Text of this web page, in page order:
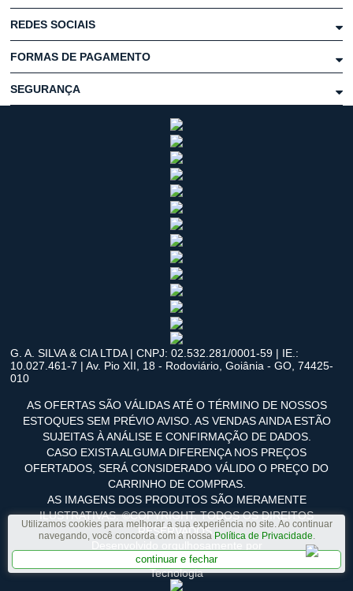
Utilizamos cookies para melhorar a sua experiência no site. Ao continuar
navegando, você concorda com a nossa Política de Privacidade.
continuar e fechar
REDES SOCIAIS
FORMAS DE PAGAMENTO
SEGURANÇA
G. A. SILVA & CIA LTDA | CNPJ: 02.532.281/0001-59 | IE.:
10.027.461-7 | Av. Pio XII, 18 - Rodoviário, Goiânia - GO, 74425-
010
AS OFERTAS SÃO VÁLIDAS ATÉ O TÉRMINO DE NOSSOS
ESTOQUES SEM PRÉVIO AVISO. AS VENDAS AINDA ESTÃO
SUJEITAS À ANÁLISE E CONFIRMAÇÃO DE DADOS.
CASO EXISTA ALGUMA DIFERENÇA NOS PREÇOS
OFERTADOS, SERÁ CONSIDERADO VÁLIDO O PREÇO DO
CARRINHO DE COMPRAS.
AS IMAGENS DOS PRODUTOS SÃO MERAMENTE
ILUSTRATIVAS. ©COPYRIGHT. TODOS OS DIREITOS
RESERVADOS.
Tecnologia